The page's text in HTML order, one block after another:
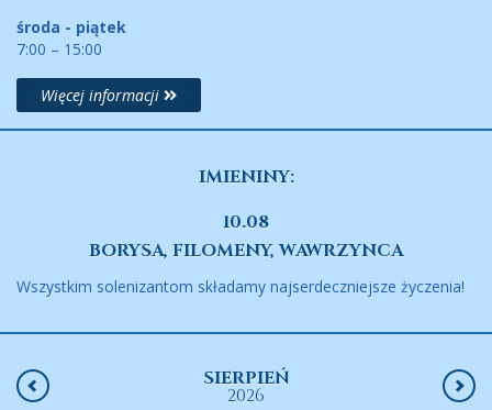
środa - piątek
7:00 – 15:00
Więcej informacji
IMIENINY:
10.08
BORYSA, FILOMENY, WAWRZYNCA
Wszystkim solenizantom składamy najserdeczniejsze życzenia!
SIERPIEŃ
2026